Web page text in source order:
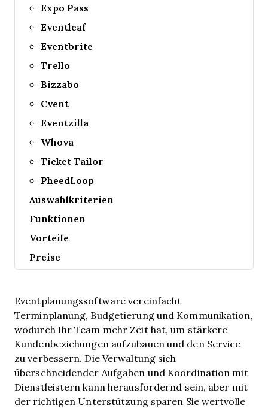
Expo Pass
Eventleaf
Eventbrite
Trello
Bizzabo
Cvent
Eventzilla
Whova
Ticket Tailor
PheedLoop
Auswahlkriterien
Funktionen
Vorteile
Preise
Eventplanungssoftware vereinfacht
Terminplanung, Budgetierung und Kommunikation,
wodurch Ihr Team mehr Zeit hat, um stärkere
Kundenbeziehungen aufzubauen und den Service
zu verbessern. Die Verwaltung sich
überschneidender Aufgaben und Koordination mit
Dienstleistern kann herausfordernd sein, aber mit
der richtigen Unterstützung sparen Sie wertvolle